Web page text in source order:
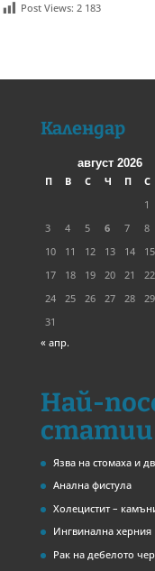
Post Views: 2 183
Календар
август 2026
П
В С Ч П С
1
3
4 5 6 7 8
10
11 12 13 14 15
17
18 19 20 21 22
24
25 26 27 28 29
31
« апр.
Най-
статии
Язва на стомаха и
Анална фистула
Холецистит –
Ингвинална херния
Рак на дебелото